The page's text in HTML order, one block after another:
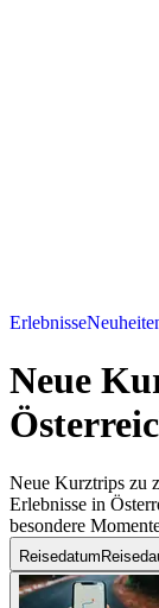
Erlebnisse
Neue
Neue Kurztrips zu
Erlebnisse in
besondere
Reisedatum